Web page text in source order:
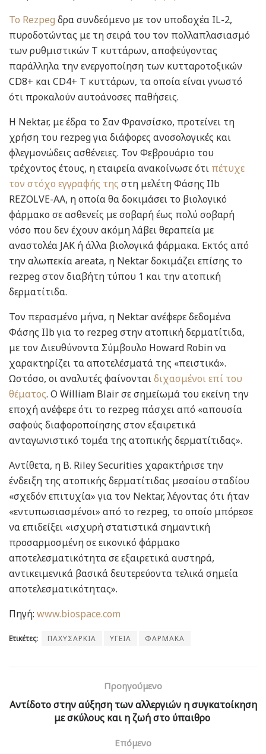
Το Rezpeg δρα συνδεόμενο με τον υποδοχέα IL-2,
πυροδοτώντας με τη σειρά του τον πολλαπλασιασμό
των ρυθμιστικών Τ κυττάρων, αποφεύγοντας
παράλληλα την ενεργοποίηση των κυτταροτοξικών
CD8+ και CD4+ Τ κυττάρων, τα οποία είναι γνωστό
ότι προκαλούν αυτοάνοσες παθήσεις.
Η Nektar, με έδρα το Σαν Φρανσίσκο, προτείνει τη
χρήση του rezpeg για διάφορες ανοσολογικές και
φλεγμονώδεις ασθένειες. Τον Φεβρουάριο του
τρέχοντος έτους, η εταιρεία ανακοίνωσε ότι πέτυχε
τον στόχο εγγραφής της στη μελέτη Φάσης IIb
REZOLVE-AA, η οποία θα δοκιμάσει το βιολογικό
φάρμακο σε ασθενείς με σοβαρή έως πολύ σοβαρή
νόσο που δεν έχουν ακόμη λάβει θεραπεία με
αναστολέα JAK ή άλλα βιολογικά φάρμακα. Εκτός από
την αλωπεκία areata, η Nektar δοκιμάζει επίσης το
rezpeg στον διαβήτη τύπου 1 και την ατοπική
δερματίτιδα.
Τον περασμένο μήνα, η Nektar ανέφερε δεδομένα
Φάσης IIb για το rezpeg στην ατοπική δερματίτιδα,
με τον Διευθύνοντα Σύμβουλο Howard Robin να
χαρακτηρίζει τα αποτελέσματά της «πειστικά».
Ωστόσο, οι αναλυτές φαίνονταιδιχασμένοι επί του
θέματος. Ο William Blair σε σημείωμά του εκείνη την
εποχή ανέφερε ότι το rezpeg πάσχει από «απουσία
σαφούς διαφοροποίησης στον εξαιρετικά
ανταγωνιστικό τομέα της ατοπικής δερματίτιδας».
Αντίθετα, η B. Riley Securities χαρακτήρισε την
ένδειξη της ατοπικής δερματίτιδας μεσαίου σταδίου
«σχεδόν επιτυχία» για τον Nektar, λέγοντας ότι ήταν
«εντυπωσιασμένοι» από το rezpeg, το οποίο μπόρεσε
να επιδείξει «ισχυρή στατιστικά σημαντική
προσαρμοσμένη σε εικονικό φάρμακο
αποτελεσματικότητα σε εξαιρετικά αυστηρά,
αντικειμενικά βασικά δευτερεύοντα τελικά σημεία
αποτελεσματικότητας».
Πηγή: www.biospace.com
Ετικέτες: ΠΑΧΥΣΑΡΚΙΑ ΥΓΕΙΑ ΦΑΡΜΑΚΑ
Προηγούμενο
Αντίδοτο στην αύξηση των αλλεργιών η συγκατοίκηση
με σκύλους και η ζωή στο ύπαιθρο
Επόμενο